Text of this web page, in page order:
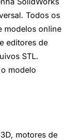
Todos os
modelos online
editores de
STL.
modelo
motores de